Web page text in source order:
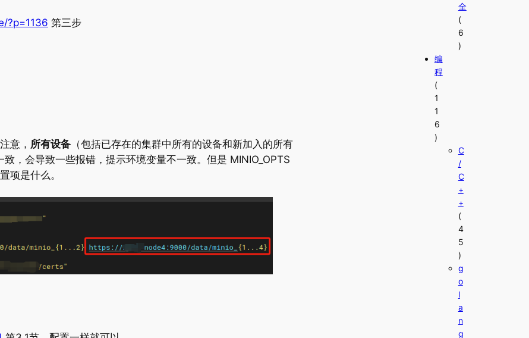
?p=1136 第三步
意， 所有设备 （包括已存在的集群中所有的设备和新加入的所有
，会导致一些报错，提示环境变量不一致。但是 MINIO_OPTS
项是什么。
全
(
6
)
编
程
(
1
1
6
)
C
/
C
+
+
(
4
5
)
g
o
l
a
n
g